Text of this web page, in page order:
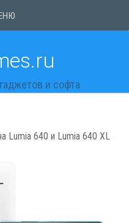
и софта
Lumia 640 и Lumia 640 XL